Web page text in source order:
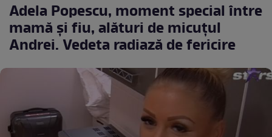
Adela Popescu, moment special între
mamă și fiu, alături de micuțul
Andrei. Vedeta radiază de fericire